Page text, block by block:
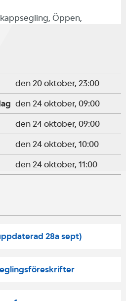
Öppen,
den 20 oktober, 23:00
den 24 oktober, 09:00
den 24 oktober, 09:00
den 24 oktober, 10:00
den 24 oktober, 11:00
28a sept)